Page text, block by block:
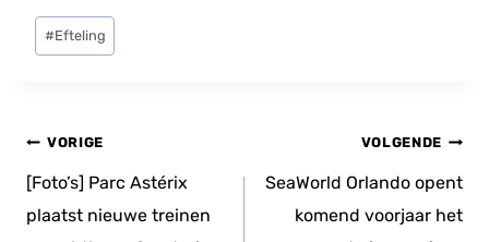
Bericht
tags:
#Efteling
Bericht
navigatie
VORIGE
[Foto’s] Parc Astérix
plaatst nieuwe treinen
VOLGENDE
SeaWorld Orlando opent
komend voorjaar het